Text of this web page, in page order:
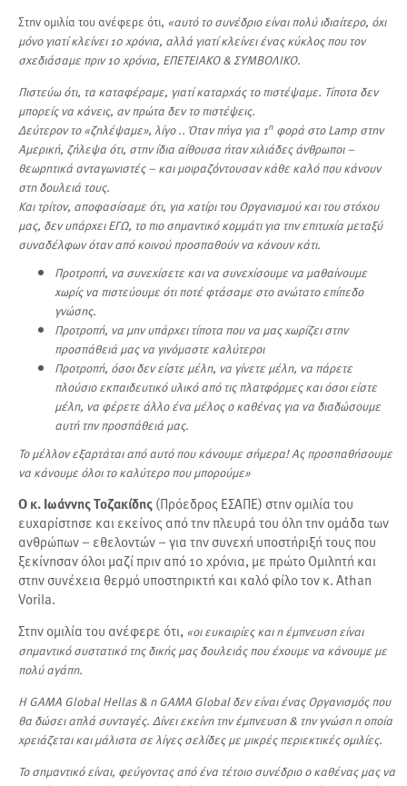
Στην ομιλία του ανέφερε ότι, «αυτό το συνέδριο είναι πολύ ιδιαίτερο, όχι
μόνο γιατί κλείνει 10 χρόνια, αλλά γιατί κλείνει ένας κύκλος που τον
σχεδιάσαμε πριν 10 χρόνια, ΕΠΕΤΕΙΑΚΟ & ΣΥΜΒΟΛΙΚΟ.
Πιστεύω ότι, τα καταφέραμε, γιατί καταρχάς το πιστέψαμε. Τίποτα δεν
μπορείς να κάνεις, αν πρώτα δεν το πιστέψεις.
Δεύτερον το «ζηλέψαμε», λίγο .. Όταν πήγα για 1η φορά στο Lamp στην
Αμερική, ζήλεψα ότι, στην ίδια αίθουσα ήταν χιλιάδες άνθρωποι –
θεωρητικά ανταγωνιστές – και μοιραζόντουσαν κάθε καλό που κάνουν
στη δουλειά τους.
Και τρίτον, αποφασίσαμε ότι, για χατίρι του Οργανισμού και του στόχου
μας, δεν υπάρχει ΕΓΩ, το πιο σημαντικό κομμάτι για την επιτυχία μεταξύ
συναδέλφων όταν από κοινού προσπαθούν να κάνουν κάτι.
Προτροπή, να συνεχίσετε και να συνεχίσουμε να μαθαίνουμε
χωρίς να πιστεύουμε ότι ποτέ φτάσαμε στο ανώτατο επίπεδο
γνώσης.
Προτροπή, να μην υπάρχει τίποτα που να μας χωρίζει στην
προσπάθειά μας να γινόμαστε καλύτεροι
Προτροπή, όσοι δεν είστε μέλη, να γίνετε μέλη, να πάρετε
πλούσιο εκπαιδευτικό υλικό από τις πλατφόρμες και όσοι είστε
μέλη, να φέρετε άλλο ένα μέλος ο καθένας για να διαδώσουμε
αυτή την προσπάθειά μας.
Το μέλλον εξαρτάται από αυτό που κάνουμε σήμερα! Ας προσπαθήσουμε
να κάνουμε όλοι το καλύτερο που μπορούμε»
Ο κ. Ιωάννης Τοζακίδης(Πρόεδρος ΕΣΑΠΕ) στην ομιλία του
ευχαρίστησε και εκείνος από την πλευρά του όλη την ομάδα των
ανθρώπων – εθελοντών – για την συνεχή υποστήριξή τους που
ξεκίνησαν όλοι μαζί πριν από 10 χρόνια, με πρώτο Ομιλητή και
στην συνέχεια θερμό υποστηρικτή και καλό φίλο τον κ. Athan
Vorila.
Στην ομιλία του ανέφερε ότι, «οι ευκαιρίες και η έμπνευση είναι
σημαντικό συστατικό της δικής μας δουλειάς που έχουμε να κάνουμε με
πολύ αγάπη.
Η GAMA Global Hellas & η GAMA Global δεν είναι ένας Οργανισμός που
θα δώσει απλά συνταγές. Δίνει εκείνη την έμπνευση & την γνώση η οποία
χρειάζεται και μάλιστα σε λίγες σελίδες με μικρές περιεκτικές ομιλίες.
Το σημαντικό είναι, φεύγοντας από ένα τέτοιο συνέδριο ο καθένας μας να